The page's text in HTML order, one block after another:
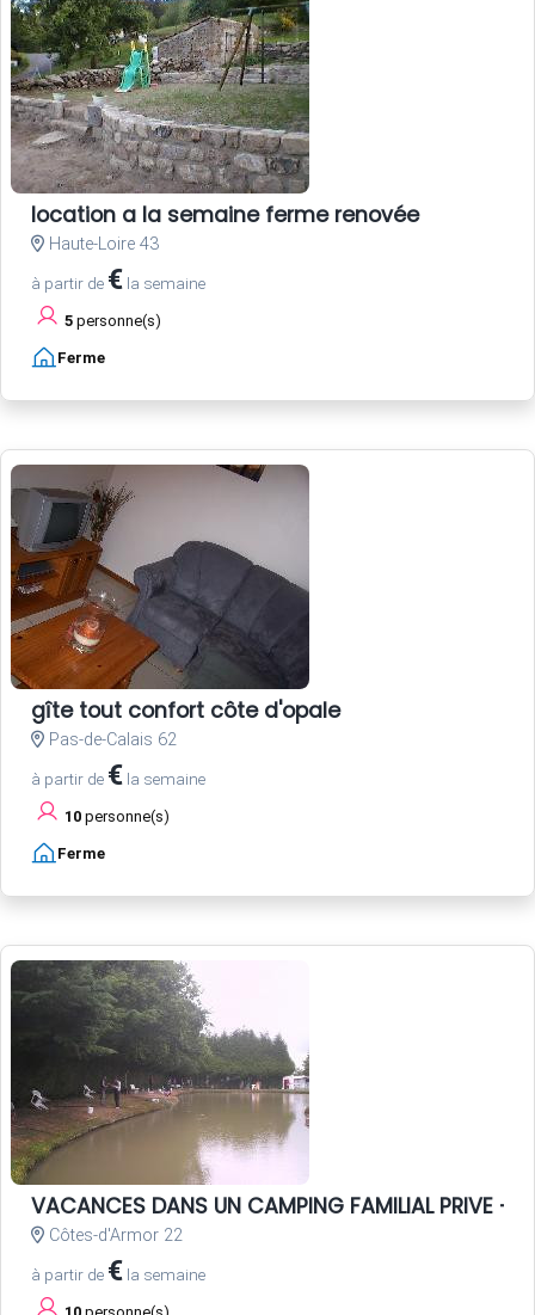
location a la semaine ferme renovée
Haute-Loire 43
à partir de € la semaine
5 personne(s)
Ferme
gîte tout confort côte d'opale
Pas-de-Calais 62
à partir de € la semaine
10 personne(s)
Ferme
VACANCES DANS UN CAMPING FAMILIAL PRIVE -
Côtes-d'Armor 22
à partir de € la semaine